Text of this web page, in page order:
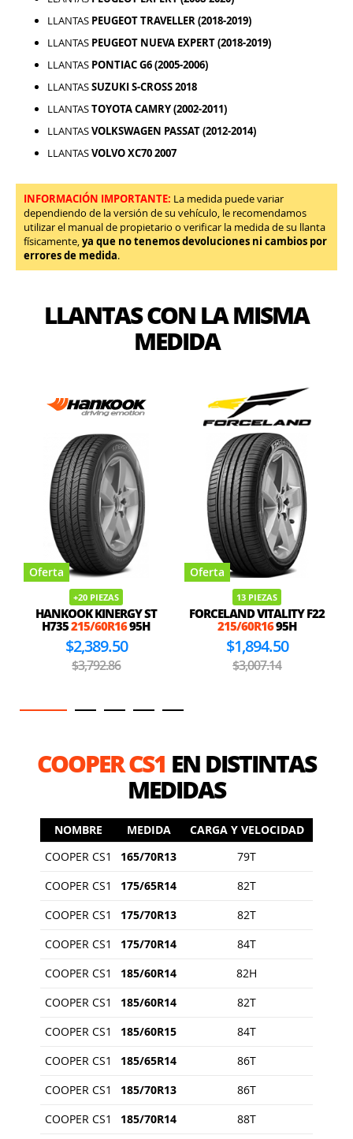
LLANTAS PEUGEOT TRAVELLER (2018-2019)
LLANTAS PEUGEOT NUEVA EXPERT (2018-2019)
LLANTAS PONTIAC G6 (2005-2006)
LLANTASSUZUKI S-CROSS 2018
LLANTASTOYOTA CAMRY (2002-2011)
LLANTASVOLKSWAGEN PASSAT (2012-2014)
LLANTASVOLVO XC70 2007
INFORMACIÓN IMPORTANTE: La medida puede variar
dependiendo de la versión de su vehículo, le recomendamos
utilizar el manual de propietario o verificar la medida de su llanta
físicamente,ya que no tenemos devoluciones ni cambios por
errores de medida.
LLANTAS CON LA MISMA
MEDIDA
Oferta
+20 PIEZAS
HANKOOK KINERGY ST
H735215/60R1695H
$2,389.50
$3,792.86
Oferta
13 PIEZAS
FORCELAND VITALITY F22
215/60R1695H
$1,894.50
$3,007.14
COOPER CS1 EN DISTINTAS
MEDIDAS
NOMBRE MEDIDA
CARGA Y VELOCIDAD
COOPER CS1
165/70R13
79T
COOPER CS1
175/65R14
82T
COOPER CS1
175/70R13
82T
COOPER CS1
175/70R14
84T
COOPER CS1
185/60R14
82H
COOPER CS1
185/60R14
82T
COOPER CS1
185/60R15
84T
COOPER CS1
185/65R14
86T
COOPER CS1
185/70R13
86T
COOPER CS1
185/70R14
88T